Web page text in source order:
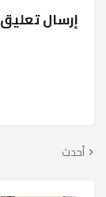
إرسال تعليق
أحدث